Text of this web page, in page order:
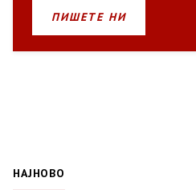
ПИШЕТЕ НИ
НАЈНОВО